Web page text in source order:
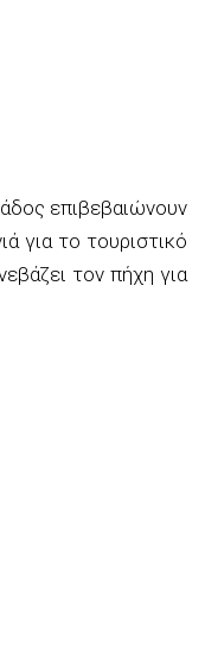
επιβεβαιώνουν
για το τουριστικό
τον πήχη για